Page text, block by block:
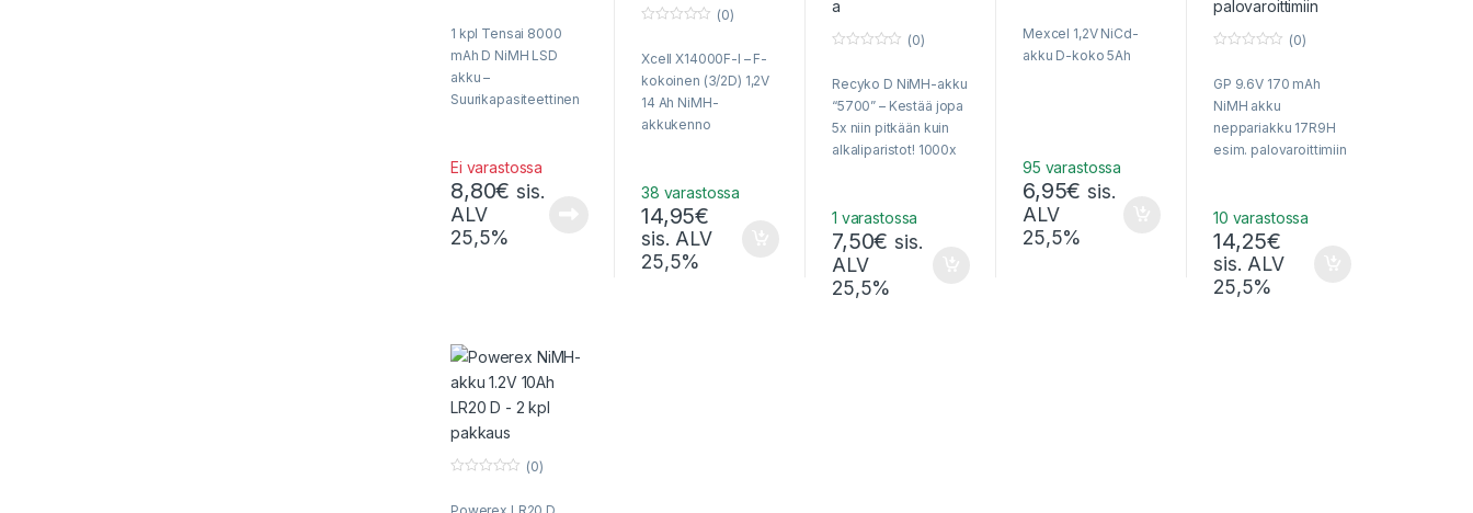
tuotteesta
1 kpl Tensai 8000
mAh D NiMH LSD
akku –
Suurikapasiteettinen
Vähäinen
itsepurkautuminen ja
toimii myös
pakkasessa.
Ei varastossa
8,80€ sis.
ALV
25,5%
u
o
f
(0)
Xcell X14000F-I – F-
kokoinen (3/2D) 1,2V
14 Ah NiMH-
akkukenno
38 varastossa
14,95€
sis. ALV
25,5%
u
o
f
(0)
Recyko D NiMH-akku
“5700” – Kestää jopa
5x niin pitkään kuin
alkaliparistot! 1000x
huippuakku – Ei
kirjetoimitusta!
1 varastossa
7,50€ sis.
ALV
25,5%
u
o
Mexcel 1,2V NiCd-
akku D-koko 5Ah
95 varastossa
6,95€ sis.
ALV
25,5%
u
o
f
(0)
GP 9.6V 170 mAh
NiMH akku
neppariakku 17R9H
esim. palovaroittimiin
10 varastossa
14,25€
sis. ALV
25,5%
(0)